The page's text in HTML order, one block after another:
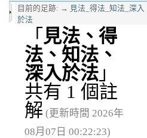
目前的足跡: → 見法_得法_知法_深入
於法
「 見法、得
法、知法、
深入於法 」
共有 1 個註
解 (更新時間 2026年
08月07日 00:22:23)